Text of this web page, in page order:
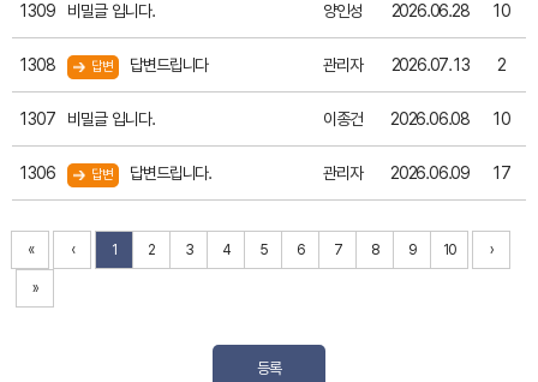
1309 비밀글 입니다. 양인성 2026.06.28 10
1308 답변 답변드립니다 관리자 2026.07.13 2
1307 비밀글 입니다. 이종건 2026.06.08 10
1306 답변 답변드립니다. 관리자 2026.06.09 17
« ‹ 1 2 3 4 5 6 7 8 9 10 ›
»
등록